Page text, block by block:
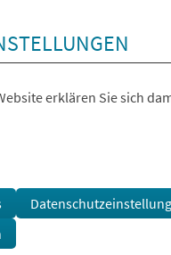
erklären Sie sich